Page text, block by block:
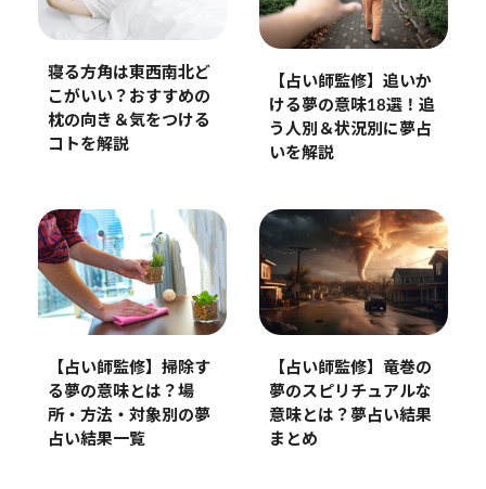
寝る方角は東西南北ど
こがいい？おすすめの
枕の向き＆気をつける
コトを解説
【占い師監修】追いか
ける夢の意味18選！追
う人別＆状況別に夢占
いを解説
【占い師監修】掃除す
る夢の意味とは？場
所・方法・対象別の夢
占い結果一覧
【占い師監修】竜巻の
夢のスピリチュアルな
意味とは？夢占い結果
まとめ